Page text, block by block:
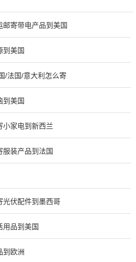
寄带电产品到美国
到美国
/法国/意大利怎么寄
到美国
小家电到新西兰
服装产品到法国
光伏配件到墨西哥
用品到美国
到欧洲